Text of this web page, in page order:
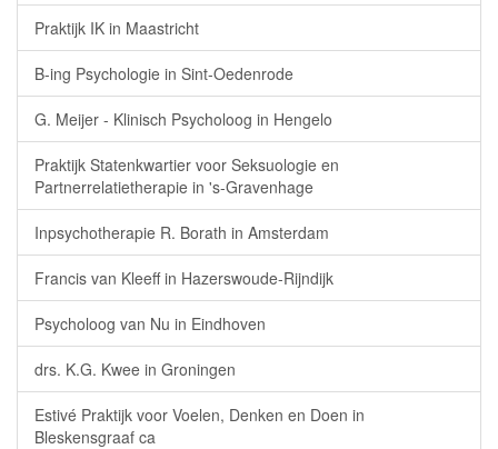
Praktijk IK in Maastricht
B-ing Psychologie in Sint-Oedenrode
G. Meijer - Klinisch Psycholoog in Hengelo
Praktijk Statenkwartier voor Seksuologie en
Partnerrelatietherapie in 's-Gravenhage
Inpsychotherapie R. Borath in Amsterdam
Francis van Kleeff in Hazerswoude-Rijndijk
Psycholoog van Nu in Eindhoven
drs. K.G. Kwee in Groningen
Estivé Praktijk voor Voelen, Denken en Doen in
Bleskensgraaf ca